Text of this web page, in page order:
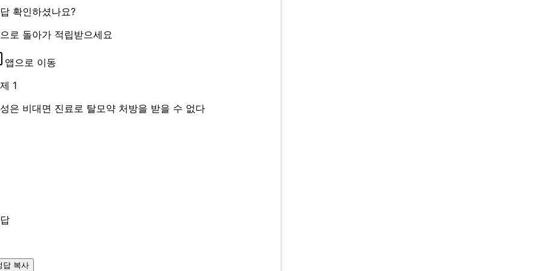
확인하셨나요?
로 돌아가 적립받으세요
앱으로 이동
1
은 비대면 진료로 탈모약 처방을 받을 수 없다
답 복사